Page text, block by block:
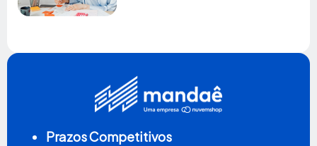
Prazos Competitivos